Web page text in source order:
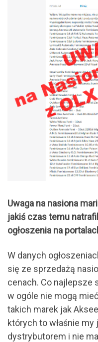
Uwaga na nasiona
jakiś czas temu
ogłoszenia na
W danych
się ze sprzedażą
cenach. Co najlepsze
w ogóle nie mogą
takich marek jak
których to właśnie
dystrybutorem i nie